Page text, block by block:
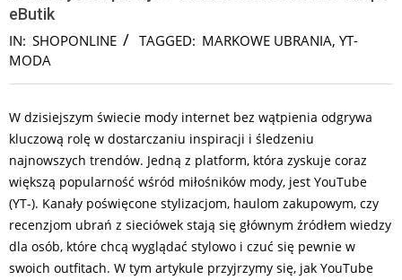
eButik
IN: SHOPONLINE TAGGED: MARKOWE UBRANIA, YT-
MODA
W dzisiejszym świecie mody internet bez wątpienia odgrywa
kluczową rolę w dostarczaniu inspiracji i śledzeniu
najnowszych trendów. Jedną z platform, która zyskuje coraz
większą popularność wśród miłośników mody, jest YouTube
(YT-). Kanały poświęcone stylizacjom, haulom zakupowym, czy
recenzjom ubrań z sieciówek stają się głównym źródłem wiedzy
dla osób, które chcą wyglądać stylowo i czuć się pewnie w
swoich outfitach. W tym artykule przyjrzymy się, jak YouTube